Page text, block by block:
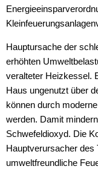
Hauptursache der
erhöhten
veralteter Heizkessel.
Haus ungenutzt über
können durch
werden. Damit
Schwefeldioxyd. Die
Hauptverursacher des
umweltfreundliche